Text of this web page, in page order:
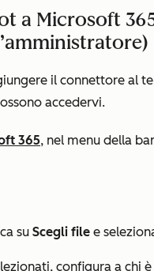
a Microsoft
il connettore al
accedervi.
365, nel menu della
su Scegli file e
, configura a chi